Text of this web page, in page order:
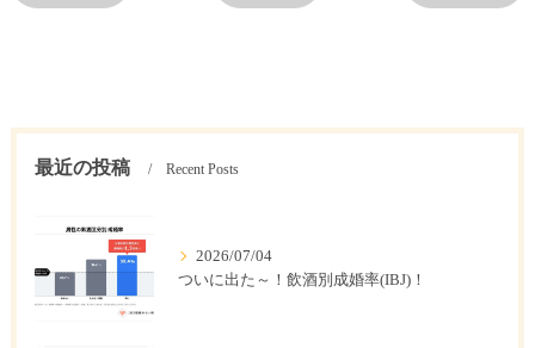
最近の投稿 Recent Posts
2026/07/04
ついに出た～！飲酒別成婚率(IBJ)！